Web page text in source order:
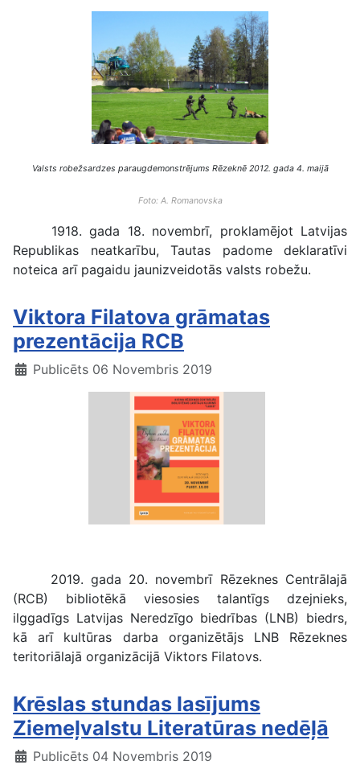
Valsts robežsardzes paraugdemonstrējums Rēzeknē 2012. gada 4. maijā
Foto: A. Romanovska
1918. gada 18. novembrī, proklamējot Latvijas
Republikas neatkarību, Tautas padome deklaratīvi
noteica arī pagaidu jaunizveidotās valsts robežu.
Viktora Filatova grāmatas
prezentācija RCB
Publicēts 06 Novembris 2019
2019. gada 20. novembrī Rēzeknes Centrālajā
(RCB) bibliotēkā viesosies talantīgs dzejnieks,
ilggadīgs Latvijas Neredzīgo biedrības (LNB) biedrs,
kā arī kultūras darba organizētājs LNB Rēzeknes
teritoriālajā organizācijā Viktors Filatovs.
Krēslas stundas lasījums
Ziemeļvalstu Literatūras nedēļā
Publicēts 04 Novembris 2019